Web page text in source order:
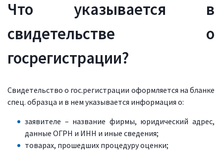
Что указывается в
свидетельстве о
госрегистрации?
Свидетельство о гос.регистрации оформляется на бланке
спец. образца и в нем указывается информация о:
заявителе – название фирмы, юридический адрес,
данные ОГРН и ИНН и иные сведения;
товарах, прошедших процедуру оценки;